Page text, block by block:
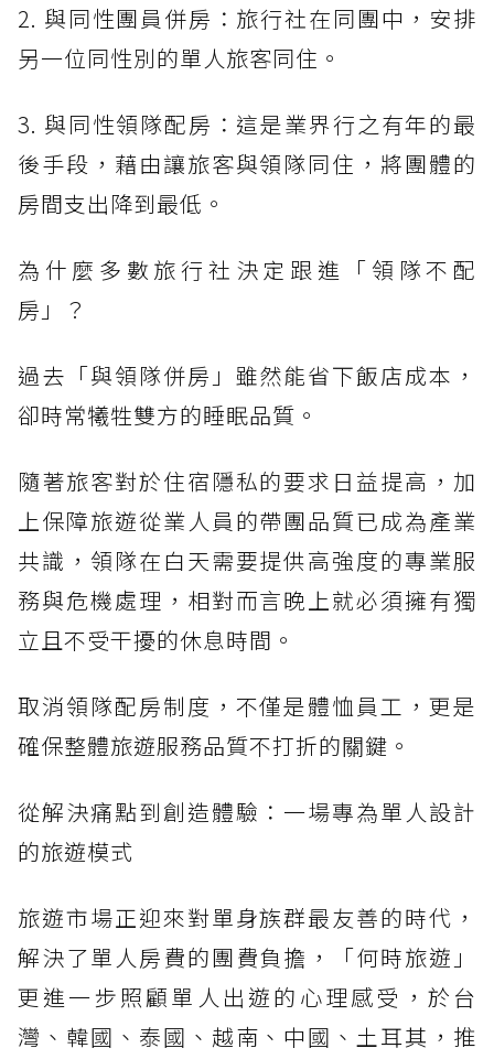
2. 與同性團員併房：旅行社在同團中，安排
另一位同性別的單人旅客同住。
3. 與同性領隊配房：這是業界行之有年的最
後手段，藉由讓旅客與領隊同住，將團體的
房間支出降到最低。
為什麼多數旅行社決定跟進「領隊不配
房」？
過去「與領隊併房」雖然能省下飯店成本，
卻時常犧牲雙方的睡眠品質。
隨著旅客對於住宿隱私的要求日益提高，加
上保障旅遊從業人員的帶團品質已成為產業
共識，領隊在白天需要提供高強度的專業服
務與危機處理，相對而言晚上就必須擁有獨
立且不受干擾的休息時間。
取消領隊配房制度，不僅是體恤員工，更是
確保整體旅遊服務品質不打折的關鍵。
從解決痛點到創造體驗：一場專為單人設計
的旅遊模式
旅遊市場正迎來對單身族群最友善的時代，
解決了單人房費的團費負擔，「何時旅遊」
更進一步照顧單人出遊的心理感受，於台
灣、韓國、泰國、越南、中國、土耳其，推